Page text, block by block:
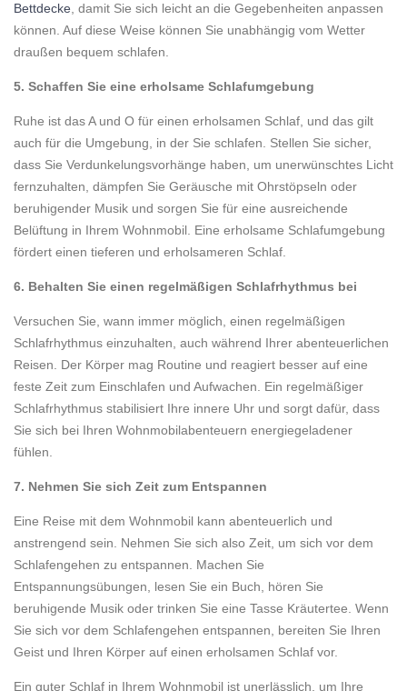
Bettdecke , damit Sie sich leicht an die Gegebenheiten anpassen
können. Auf diese Weise können Sie unabhängig vom Wetter
draußen bequem schlafen.
5. Schaffen Sie eine erholsame Schlafumgebung
Ruhe ist das A und O für einen erholsamen Schlaf, und das gilt
auch für die Umgebung, in der Sie schlafen. Stellen Sie sicher,
dass Sie Verdunkelungsvorhänge haben, um unerwünschtes Licht
fernzuhalten, dämpfen Sie Geräusche mit Ohrstöpseln oder
beruhigender Musik und sorgen Sie für eine ausreichende
Belüftung in Ihrem Wohnmobil. Eine erholsame Schlafumgebung
fördert einen tieferen und erholsameren Schlaf.
6. Behalten Sie einen regelmäßigen Schlafrhythmus bei
Versuchen Sie, wann immer möglich, einen regelmäßigen
Schlafrhythmus einzuhalten, auch während Ihrer abenteuerlichen
Reisen. Der Körper mag Routine und reagiert besser auf eine
feste Zeit zum Einschlafen und Aufwachen. Ein regelmäßiger
Schlafrhythmus stabilisiert Ihre innere Uhr und sorgt dafür, dass
Sie sich bei Ihren Wohnmobilabenteuern energiegeladener
fühlen.
7. Nehmen Sie sich Zeit zum Entspannen
Eine Reise mit dem Wohnmobil kann abenteuerlich und
anstrengend sein. Nehmen Sie sich also Zeit, um sich vor dem
Schlafengehen zu entspannen. Machen Sie
Entspannungsübungen, lesen Sie ein Buch, hören Sie
beruhigende Musik oder trinken Sie eine Tasse Kräutertee. Wenn
Sie sich vor dem Schlafengehen entspannen, bereiten Sie Ihren
Geist und Ihren Körper auf einen erholsamen Schlaf vor.
Ein guter Schlaf in Ihrem Wohnmobil ist unerlässlich, um Ihre